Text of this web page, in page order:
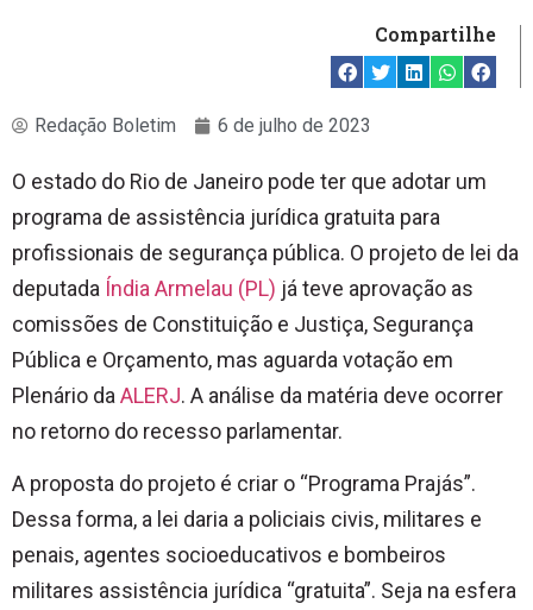
Compartilhe
Redação Boletim 6 de julho de 2023
O estado do Rio de Janeiro pode ter que adotar um
programa de assistência jurídica gratuita para
profissionais de segurança pública. O projeto de lei da
deputada Índia Armelau (PL) já teve aprovação as
comissões de Constituição e Justiça, Segurança
Pública e Orçamento, mas aguarda votação em
Plenário da ALERJ. A análise da matéria deve ocorrer
no retorno do recesso parlamentar.
A proposta do projeto é criar o “Programa Prajás”.
Dessa forma, a lei daria a policiais civis, militares e
penais, agentes socioeducativos e bombeiros
militares assistência jurídica “gratuita”. Seja na esfera